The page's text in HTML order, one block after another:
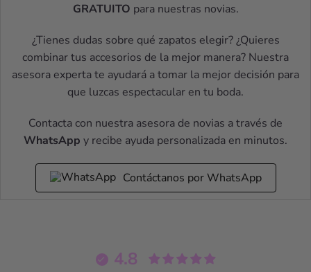
GRATUITO para nuestras novias.
¿Tienes dudas sobre qué zapatos elegir? ¿Quieres
combinar tus accesorios de la mejor manera? Nuestra
asesora experta te ayudará a tomar la mejor decisión para
que luzcas espectacular en tu boda.
Contacta con nuestra asesora de novias a través de
WhatsApp y recibe ayuda personalizada en minutos.
Contáctanos por WhatsApp
4.8